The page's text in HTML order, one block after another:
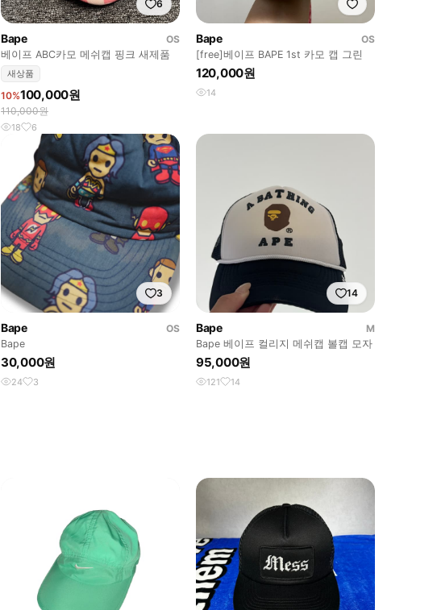
6
Bape
OS
베이프 ABC카모 메쉬캡 핑크 새제품
새상품
10%100,000원
110,000원
18 6
Bape
OS
[free]베이프 BAPE 1st 카모 캡 그린
120,000원
14
3
Bape
OS
Bape
30,000원
24 3
14
Bape
M
Bape 베이프 컬리지 메쉬캡 볼캡 모자
95,000원
121 14